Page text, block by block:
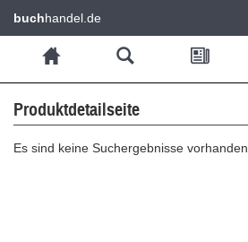
buchhandel.de
Produktdetailseite
Es sind keine Suchergebnisse vorhanden